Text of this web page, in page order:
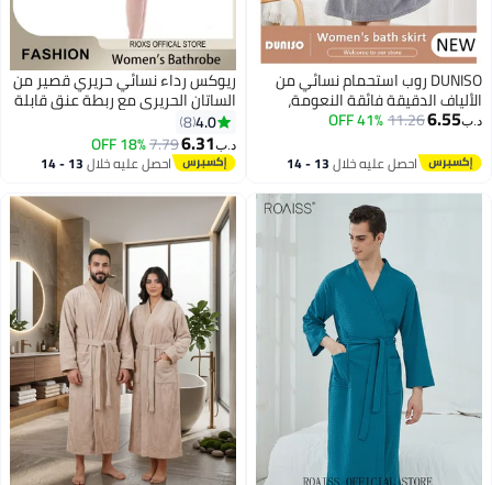
DUNISO روب استحمام نسائي من
الألياف الدقيقة فائقة النعومة،
ماص وناعم وقابل للتنفس، روب سبا
للنساء بدون أكتاف للاستخدام في
المنزل، الحمام، فترة ما بعد الولادة
د.ب‏6.55
11.26
41% OFF
احصل عليه خلال 13 - 14
5
ريوكس رداء نسائي حريري قصير من
الساتان الحريري مع ربطة عنق قابلة
كيمونو خفيف الوزن لطيف على
البشرة بطول فوق الركبة، ملابس
نوم مريحة وأنيقة، مثالي ليوم
الزفاف، حفلات البيجاما، ملابس الحياة
اليومية والسبا
4.0
8
د.ب‏6.31
7.79
18% OFF
احصل عليه خلال 13 - 14